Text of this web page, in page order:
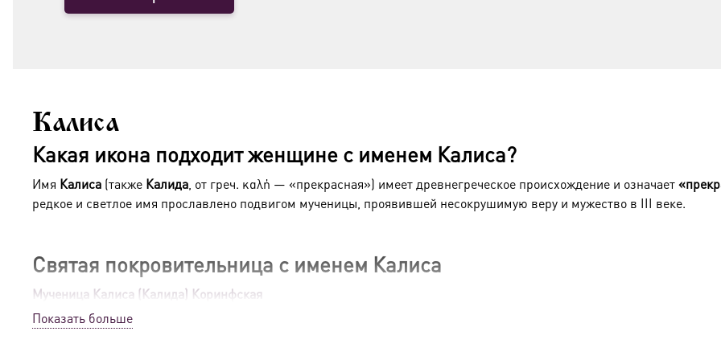
Калиса
Какая икона подходит женщине с именем Калиса?
Имя Калиса (также Калида , от греч. καλή — «прекрасная») имеет древнегреческое происхождение и означает
редкое и светлое имя прославлено подвигом мученицы, проявившей несокрушимую веру и мужество в III веке.
Святая покровительница с именем Калиса
Мученица Калиса (Калида) Коринфская
Святая Калиса пострадала за веру во Христа в 258 году в Коринфе (Греция) во время гонений императора Декия.
духовном пути наставлял святой Леонид, начальник женского церковного хора
Показать больше